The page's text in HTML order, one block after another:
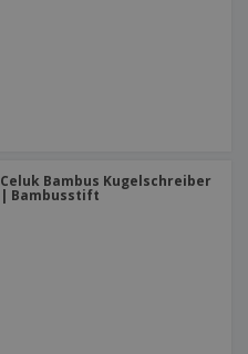
Celuk Bambus Kugelschreiber
| Bambusstift